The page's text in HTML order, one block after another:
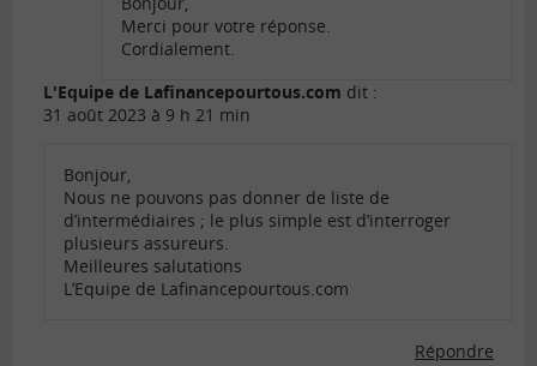
Merci pour votre réponse.
Cordialement.
L'Equipe de Lafinancepourtous.com dit :
31 août 2023 à 9 h 21 min
Bonjour,
Nous ne pouvons pas donner de liste de
d’intermédiaires ; le plus simple est d’interroger
plusieurs assureurs.
Meilleures salutations
L’Equipe de Lafinancepourtous.com
Répondre